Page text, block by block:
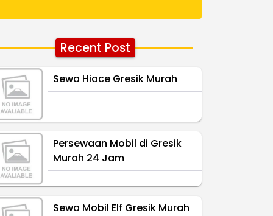
Recent Post
Sewa Hiace Gresik Murah
Persewaan Mobil di Gresik
Murah 24 Jam
Sewa Mobil Elf Gresik Murah